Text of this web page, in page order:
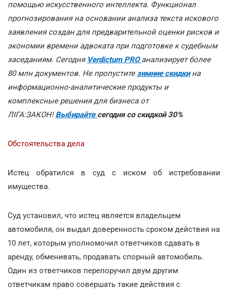
помощью искусственного интеллекта. Функционал
прогнозирования на основании анализа текста искового
заявления создан для предварительной оценки рисков и
экономии времени адвоката при подготовке к судебным
заседаниям. Сегодня Verdictum PROанализирует более
80 млн документов. Не пропустите зимние скидкина
информационно-аналитические продукты и
комплексные решения для бизнеса от
ЛІГА:ЗАКОН! Выбирайте сегодня со скидкой 30%
Обстоятельства дела
Истец обратился в суд с иском об истребовании
имущества.
Суд установил, что истец является владельцем
автомобиля, он выдал доверенность сроком действия на
10 лет, которым уполномочил ответчиков сдавать в
аренду, обменивать, продавать спорный автомобиль.
Один из ответчиков перепоручил двум другим
ответчикам право совершать такие действия с